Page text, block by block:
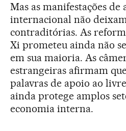
Mas as manifestações
internacional não
contraditórias. As
Xi prometeu ainda não
em sua maioria. As
estrangeiras afirmam
palavras de apoio ao
ainda protege amplos
economia interna.